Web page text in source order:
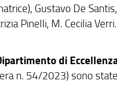
Gustavo De
Pinelli, M. Cecilia Verri.
di
n. 54/2023) sono